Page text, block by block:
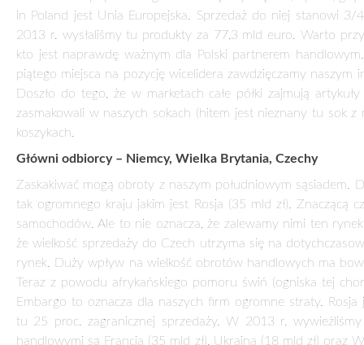
sprzedażą zajmują się tysiące firm, także małych. Co
akcesoria samochodowe, pojazdy samochodowe, maszyny i
chemię gospodarczą. Dobrze radzi sobie branża
sprzedawana jest pod zagranicznymi, zwłaszcza
klientów. Większe zyski przynosiłaby sprzedaż bezpośrednia,
Żywność podbija świat
Wyjątkową pozycję w naszym handlu zagranicznym mają
polskiego eksportu. Jej wartość osiągnęła 19 mld 957 mln
– 11, 5 proc. wzrost, gdy inne branże o połowę niższy.
Naszymi głównymi odbiorcami żywności jest UE – 78
Brytanii (1,5 mld euro), Rosji (1,25 mld euro), Czechach i
(700 mln euro). Dla wielu firm z tej branży gros dochodów
jabłek w świecie. W strukturze eksportu dominuje sprzedaż
ryb wędzonych, przetworów z konserwy, z ryb i cukru. Te
kryzysu producenci woleli skupić się na handlu z krajami
zbytu na żywność poza UE. Największy wzrost obrotów
czekoladę i wyroby zawierające kakao oraz pszenicę.